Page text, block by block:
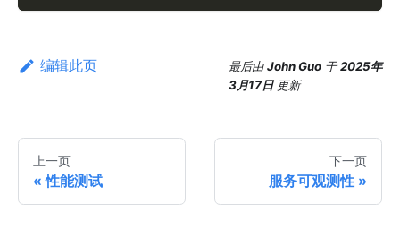
编辑此页 最后由John Guo 于2025年
3月17日 更新
上一页
性能测试
下一页
服务可观测性